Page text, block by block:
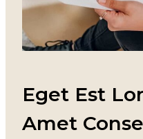
Eget Est
Amet